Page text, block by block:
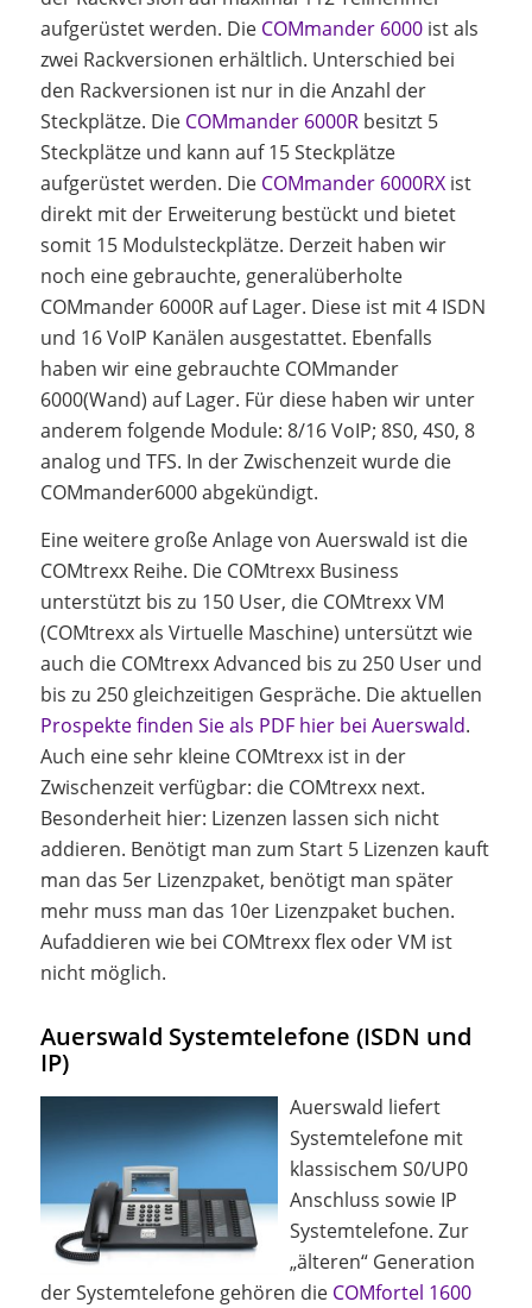
aufgerüstet werden. Die COMmander 6000ist als
zwei Rackversionen erhältlich. Unterschied bei
den Rackversionen ist nur in die Anzahl der
Steckplätze. Die COMmander 6000Rbesitzt 5
Steckplätze und kann auf 15 Steckplätze
aufgerüstet werden. Die COMmander 6000RXist
direkt mit der Erweiterung bestückt und bietet
somit 15 Modulsteckplätze. Derzeit haben wir
noch eine gebrauchte, generalüberholte
COMmander 6000R auf Lager. Diese ist mit 4 ISDN
und 16 VoIP Kanälen ausgestattet. Ebenfalls
haben wir eine gebrauchte COMmander
6000(Wand) auf Lager. Für diese haben wir unter
anderem folgende Module: 8/16 VoIP; 8S0, 4S0, 8
analog und TFS. In der Zwischenzeit wurde die
COMmander6000 abgekündigt.
Eine weitere große Anlage von Auerswald ist die
COMtrexx Reihe. Die COMtrexx Business
unterstützt bis zu 150 User, die COMtrexx VM
(COMtrexx als Virtuelle Maschine) untersützt wie
auch die COMtrexx Advanced bis zu 250 User und
bis zu 250 gleichzeitigen Gespräche. Die aktuellen
Prospekte finden Sie als PDF hier bei Auerswald.
Auch eine sehr kleine COMtrexx ist in der
Zwischenzeit verfügbar: die COMtrexx next.
Besonderheit hier: Lizenzen lassen sich nicht
addieren. Benötigt man zum Start 5 Lizenzen kauft
man das 5er Lizenzpaket, benötigt man später
mehr muss man das 10er Lizenzpaket buchen.
Aufaddieren wie bei COMtrexx flex oder VM ist
nicht möglich.
Auerswald Systemtelefone (ISDN und
IP)
Auerswald liefert
Systemtelefone mit
klassischem S0/UP0
Anschluss sowie IP
Systemtelefone. Zur
„älteren“ Generation
der Systemtelefone gehören die COMfortel 1600